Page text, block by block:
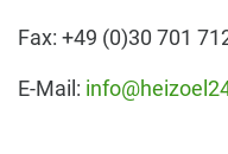
Fax: +49 (0)30 701
E-Mail: